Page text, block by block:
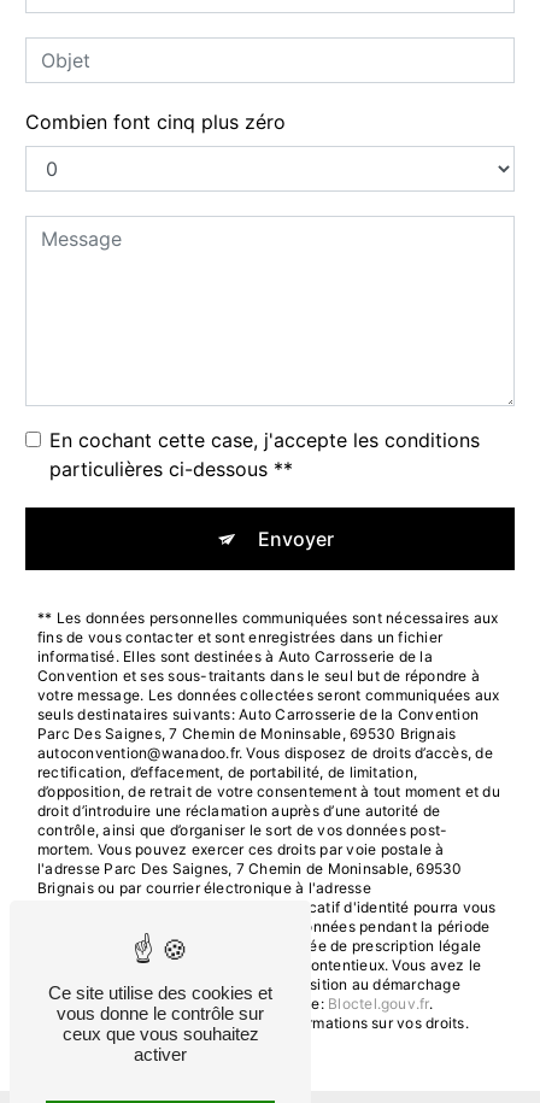
Combien font cinq plus zéro
En cochant cette case, j'accepte les conditions
particulières ci-dessous **
Envoyer
** Les données personnelles communiquées sont nécessaires aux
fins de vous contacter et sont enregistrées dans un fichier
informatisé. Elles sont destinées à Auto Carrosserie de la
Convention et ses sous-traitants dans le seul but de répondre à
votre message. Les données collectées seront communiquées aux
seuls destinataires suivants: Auto Carrosserie de la Convention
Parc Des Saignes, 7 Chemin de Moninsable, 69530 Brignais
autoconvention@wanadoo.fr. Vous disposez de droits d’accès, de
rectification, d’effacement, de portabilité, de limitation,
d’opposition, de retrait de votre consentement à tout moment et du
droit d’introduire une réclamation auprès d’une autorité de
contrôle, ainsi que d’organiser le sort de vos données post-
mortem. Vous pouvez exercer ces droits par voie postale à
l'adresse Parc Des Saignes, 7 Chemin de Moninsable, 69530
Brignais ou par courrier électronique à l'adresse
autoconvention@wanadoo.fr. Un justificatif d'identité pourra vous
être demandé. Nous conservons vos données pendant la période
de prise de contact puis pendant la durée de prescription légale
aux fins probatoires et de gestion des contentieux. Vous avez le
droit de vous inscrire sur la liste d'opposition au démarchage
téléphonique, disponible à cette adresse: Bloctel.gouv.fr.
Consultez le site cnil.fr pour plus d’informations sur vos droits.
Ce site utilise des cookies et
vous donne le contrôle sur
ceux que vous souhaitez
activer